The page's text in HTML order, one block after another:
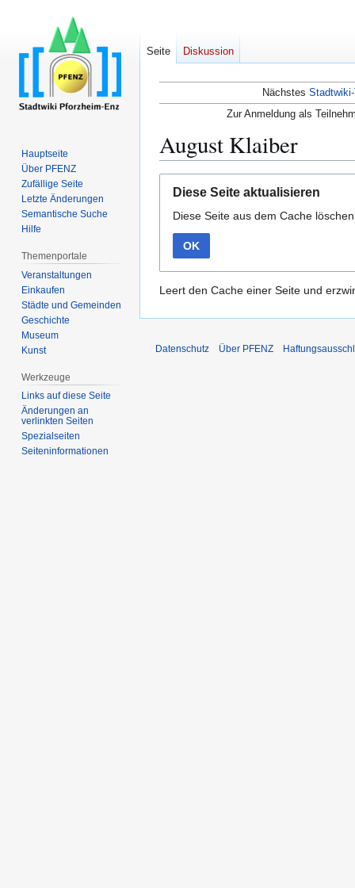
Nächstes
Zur Anmeldung als
August Klaiber
Navigation
springen
Suche
springen
Diese Seite aktualisieren
Diese Seite aus dem Cache
OK
Leert den Cache einer Seite und
Seite Diskussion
Hauptseite
Über PFENZ
Zufällige Seite
Letzte Änderungen
Semantische Suche
Hilfe
Themenportale
Veranstaltungen
Einkaufen
Städte und Gemeinden
Geschichte
Museum
Kunst
Werkzeuge
Links auf diese Seite
Änderungen an
verlinkten Seiten
Spezialseiten
Seiten­­informationen
Datenschutz Über PFENZ